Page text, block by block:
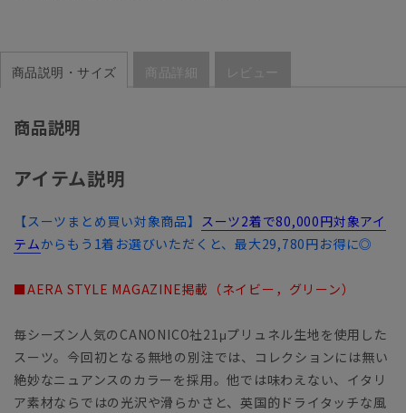
商品説明・サイズ 商品詳細 レビュー
商品説明
アイテム説明
【スーツまとめ買い対象商品】 スーツ2着で80,000円対象アイ
テムからもう1着お選びいただくと、最大29,780円お得に◎
■AERA STYLE MAGAZINE掲載（ネイビー，グリーン）
毎シーズン人気のCANONICO社21μプリュネル生地を使用した
スーツ。今回初となる無地の別注では、コレクションには無い
絶妙なニュアンスのカラーを採用。他では味わえない、イタリ
ア素材ならではの光沢や滑らかさと、英国的ドライタッチな風